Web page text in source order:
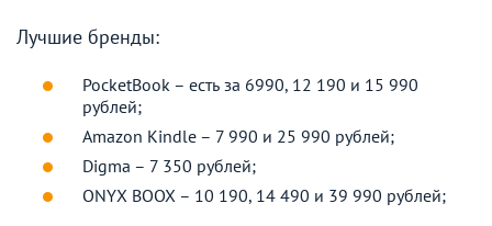
Лучшие бренды:
PocketBook – есть за 6990, 12 190 и 15 990
рублей;
Amazon Kindle – 7 990 и 25 990 рублей;
Digma – 7 350 рублей;
ONYX BOOX – 10 190, 14 490 и 39 990 рублей;